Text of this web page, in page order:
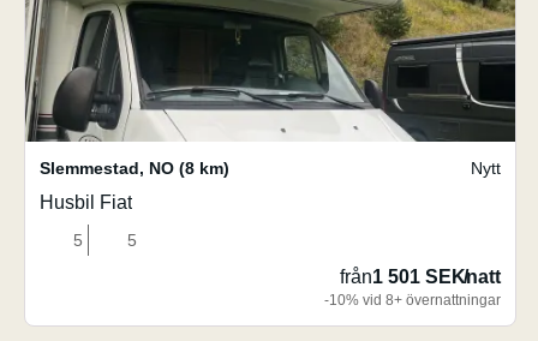
Slemmestad, NO (8 km) Nytt
Husbil Fiat
5 5
från1 501 SEK/natt
-10% vid 8+ övernattningar